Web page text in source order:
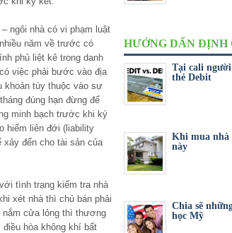
ngôi nhà có vi phạm luật
năm về trước có
phủ liệt kê trong danh
việc phải bước vào địa
khoản tùy thuộc vào sự
đúng hạn đừng để
minh bạch trước khi ký
hiểm liên đới (liability
xảy đến cho tài sản của
tình trạng kiểm tra nhà
xét nhà thì chủ bán phải
nắm cửa lỏng thì thương
hòa không khí bất
HƯỚNG DẨN ĐỊNH
Tại cali
thẻ Debit
Khi mua nhà
này
Chia sẽ
học Mỹ